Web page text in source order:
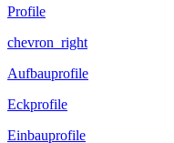
Profile
chevron_right
Aufbauprofile
Eckprofile
Einbauprofile